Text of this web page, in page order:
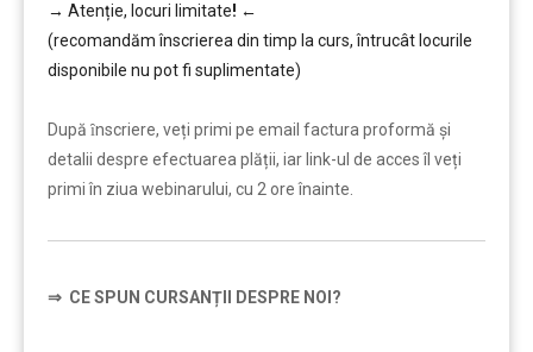
→ Atenție, locuri limitate! ←
(recomandăm înscrierea din timp la curs, întrucât locurile
disponibile nu pot fi suplimentate)
După ȋnscriere, veți primi pe email factura proformă și
detalii despre efectuarea plății, iar link-ul de acces îl veți
primi în ziua webinarului, cu 2 ore înainte.
⇒ CE SPUN CURSANȚII DESPRE NOI?